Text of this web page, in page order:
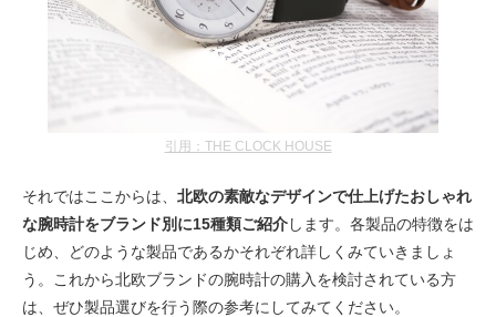
引用：THE CLOCK HOUSE
それではここからは、 北欧の素敵なデザインで仕上げたおしゃれ
な腕時計をブランド別に15種類ご紹介します。各製品の特徴をは
じめ、どのような製品であるかそれぞれ詳しくみていきましょ
う。これから北欧ブランドの腕時計の購入を検討されている方
は、ぜひ製品選びを行う際の参考にしてみてください。